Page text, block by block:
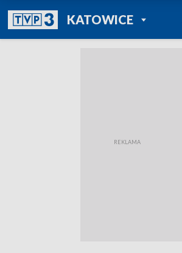
KATOWICEPOWRÓT DO
TVP REGIONY